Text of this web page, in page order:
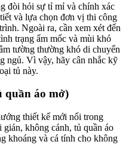
đòi hỏi sự tỉ mỉ và chính xác
và lựa chọn đơn vị thi công
Ngoài ra, cần xem xét đến
trạng ẩm mốc và mùi khó
tường thường khó di chuyển
ngủ. Vì vậy, hãy cân nhắc kỹ
tủ này.
quần áo mở)
thiết kế mới nổi trong
không cánh, tủ quần áo
khoáng và cá tính cho không